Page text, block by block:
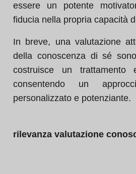
essere un potente
fiducia nella propria capacità
In breve, una valutazione
della conoscenza di sé
costruisce un trattamento
consentendo un
personalizzato e potenziante.
rilevanza valutazione